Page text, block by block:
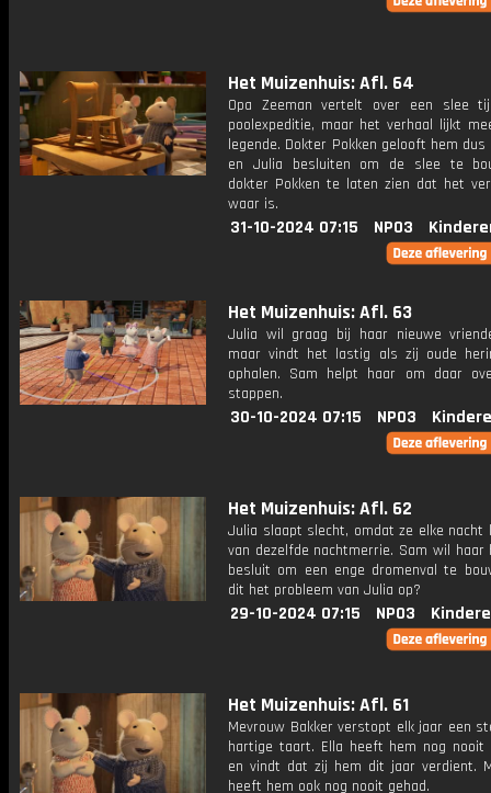
Het Muizenhuis: Afl. 64
Opa Zeeman vertelt over een slee
poolexpeditie, maar het verhaal lijkt
legende. Dokter Pokken gelooft hem
en Julia besluiten om de slee te
dokter Pokken te laten zien dat het
waar is.
31-10-2024 07:15 NPO3
Het Muizenhuis: Afl. 63
Julia wil graag bij haar nieuwe
maar vindt het lastig als zij oude
ophalen. Sam helpt haar om daar
stappen.
30-10-2024 07:15 NPO3
Het Muizenhuis: Afl. 62
Julia slaapt slecht, omdat ze elke
van dezelfde nachtmerrie. Sam wil haar
besluit om een enge dromenval te
dit het probleem van Julia op?
29-10-2024 07:15 NPO3
Het Muizenhuis: Afl. 61
Mevrouw Bakker verstopt elk jaar een
hartige taart. Ella heeft hem nog nooit
en vindt dat zij hem dit jaar verdient.
heeft hem ook nog nooit gehad.